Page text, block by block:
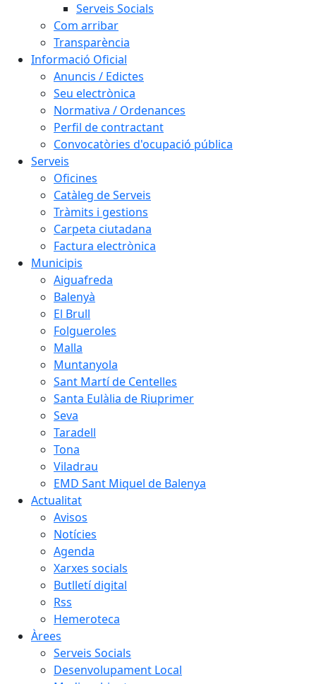
Serveis Socials
Com arribar
Transparència
Informació Oficial
Anuncis / Edictes
Seu electrònica
Normativa / Ordenances
Perfil de contractant
Convocatòries d'ocupació pública
Serveis
Oficines
Catàleg de Serveis
Tràmits i gestions
Carpeta ciutadana
Factura electrònica
Municipis
Aiguafreda
Balenyà
El Brull
Folgueroles
Malla
Muntanyola
Sant Martí de Centelles
Santa Eulàlia de Riuprimer
Seva
Taradell
Tona
Viladrau
EMD Sant Miquel de Balenya
Actualitat
Avisos
Notícies
Agenda
Xarxes socials
Butlletí digital
Rss
Hemeroteca
Àrees
Serveis Socials
Desenvolupament Local